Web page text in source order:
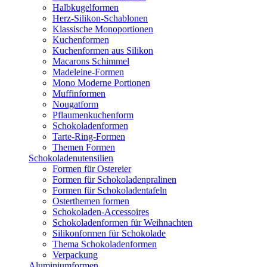
Halbkugelformen
Herz-Silikon-Schablonen
Klassische Monoportionen
Kuchenformen
Kuchenformen aus Silikon
Macarons Schimmel
Madeleine-Formen
Mono Moderne Portionen
Muffinformen
Nougatform
Pflaumenkuchenform
Schokoladenformen
Tarte-Ring-Formen
Themen Formen
Schokoladenutensilien
Formen für Ostereier
Formen für Schokoladenpralinen
Formen für Schokoladentafeln
Osterthemen formen
Schokoladen-Accessoires
Schokoladenformen für Weihnachten
Silikonformen für Schokolade
Thema Schokoladenformen
Verpackung